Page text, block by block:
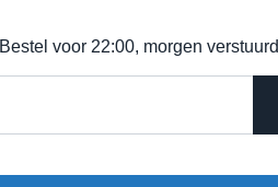
Bestel voor 22:00, morgen verstuurd